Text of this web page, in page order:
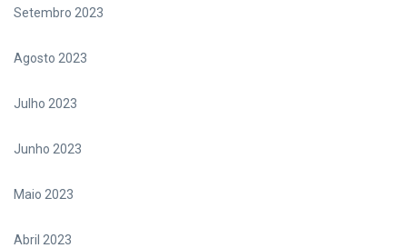
Setembro 2023
Agosto 2023
Julho 2023
Junho 2023
Maio 2023
Abril 2023